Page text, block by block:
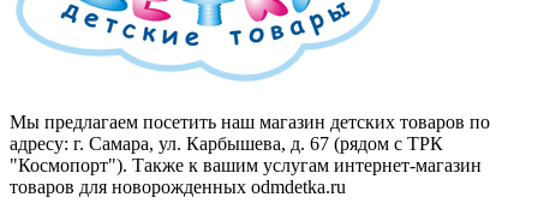
Мы предлагаем посетить наш магазин детских товаров по
адресу: г. Самара, ул. Карбышева, д. 67 (рядом с ТРК
"Космопорт"). Также к вашим услугам интернет-магазин
товаров для новорожденных odmdetka.ru